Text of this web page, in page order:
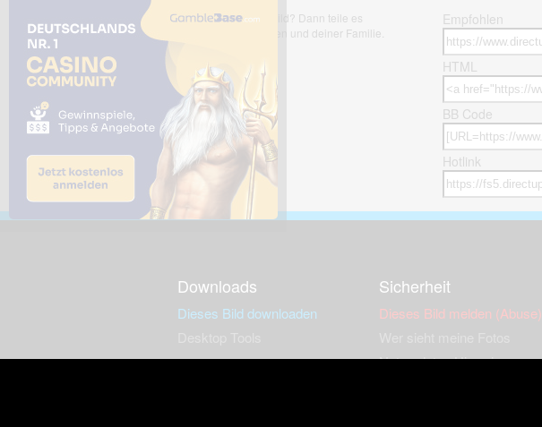
Dir gefällt dieses Bild? Dann teile es
mit deinen Freunden und deiner Familie.
Empfohlen
HTML
BB Code
Hotlink
Downloads
Dieses Bild downloaden
Sicherheit
Dieses Bild melden (Abuse)
Nutzerdaten Hinweis